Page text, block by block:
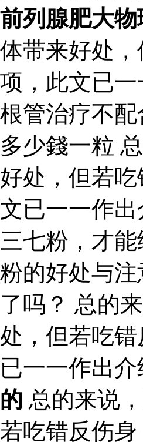
前列腺肥大
体带来好处
项，此文已
根管治疗不
多少錢一粒
好处，但若
文已一一作
三七粉，才
粉的好处与
了吗？ 总的
处，但若吃
已一一作出
的 总的来说
若吃错反伤